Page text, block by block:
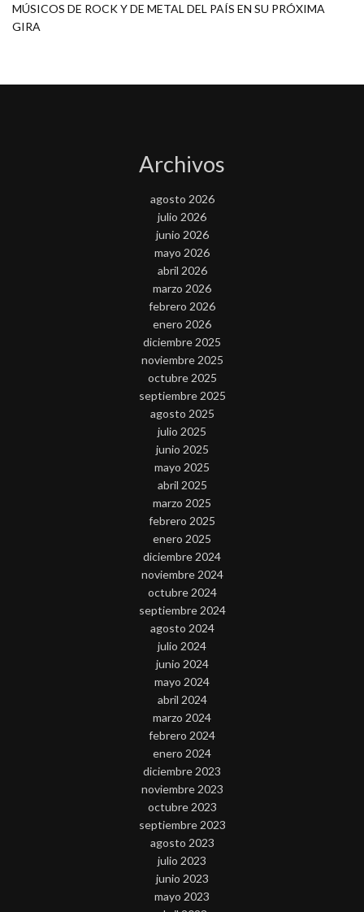
MÚSICOS DE ROCK Y DE METAL DEL PAÍS EN SU PRÓXIMA
GIRA
Archivos
agosto 2026
julio 2026
junio 2026
mayo 2026
abril 2026
marzo 2026
febrero 2026
enero 2026
diciembre 2025
noviembre 2025
octubre 2025
septiembre 2025
agosto 2025
julio 2025
junio 2025
mayo 2025
abril 2025
marzo 2025
febrero 2025
enero 2025
diciembre 2024
noviembre 2024
octubre 2024
septiembre 2024
agosto 2024
julio 2024
junio 2024
mayo 2024
abril 2024
marzo 2024
febrero 2024
enero 2024
diciembre 2023
noviembre 2023
octubre 2023
septiembre 2023
agosto 2023
julio 2023
junio 2023
mayo 2023